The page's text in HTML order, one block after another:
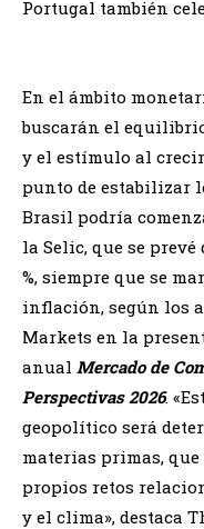
Portugal también
En el ámbito
buscarán el
y el estímulo al
punto de estabilizar
Brasil podría
la Selic, que se
%, siempre que se
inflación, según los
Markets en la
anual Mercado de
Perspectivas 2026.
geopolítico será
materias primas,
propios retos
y el clima», destaca